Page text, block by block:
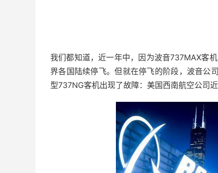
我们都知道，近一年中，因为波音737MAX客
界各国陆续停飞。但就在停飞的阶段，波音公
型737NG客机出现了故障：美国西南航空公司